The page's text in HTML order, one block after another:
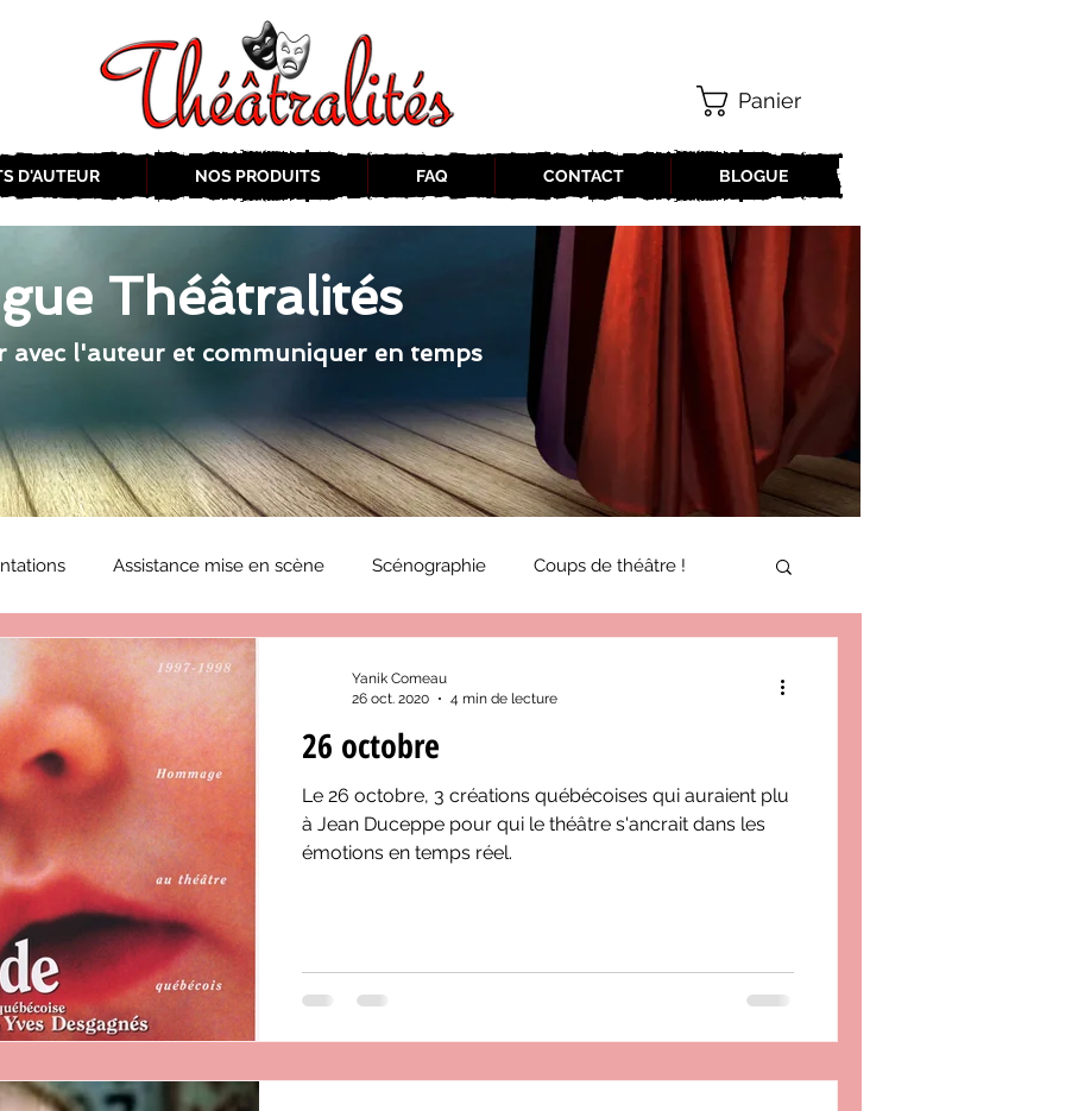
D'AUTEUR NOS PRODUITS FAQ CONTACT BLOGUE
Panier
Théâtralités
avec l'auteur et communiquer en temps
Assistance mise en scène Scénographie Coups de théâtre !
2019-2020 Éphémérides du théâtre QC
2020-2021 Journal «BIENVENUE À BORD!»
2023-2024 ZoneCulture 2024-2025 ZoneCulture 2025-2026
ZoneCulture 2026-2027
26 octobre
Le 26 octobre, 3 créations québécoises qui auraient plu
à Jean Duceppe pour qui le théâtre s'ancrait dans les
émotions en temps réel.
Yanik Comeau
26 oct. 2020
4 min de lecture